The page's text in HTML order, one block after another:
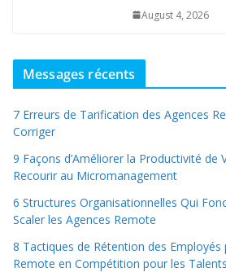
August 4, 2026
Messages récents
7 Erreurs de Tarification des Agences
Corriger
9 Façons d’Améliorer la Productivité de
Recourir au Micromanagement
6 Structures Organisationnelles Qui
Scaler les Agences Remote
8 Tactiques de Rétention des Employés
Remote en Compétition pour les